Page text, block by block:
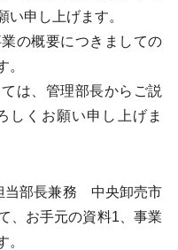
申し上げます。
の概要につきましての
。
は、管理部長からご説
しくお願い申し上げま
当部長兼務 中央卸売市
、お手元の資料1、事業
。